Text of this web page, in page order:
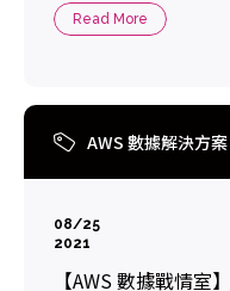
Read More
AWS 數據解決方案
08/25
2021
【AWS 數據戰情室